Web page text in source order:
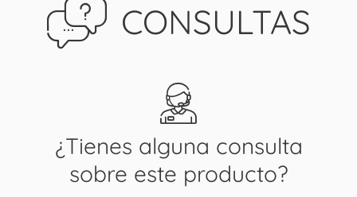
CONSULTAS
¿Tienes alguna consulta
sobre este producto?